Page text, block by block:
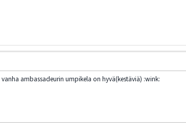
ambassadeurin umpikela on hyvä(kestäviä) :wink: